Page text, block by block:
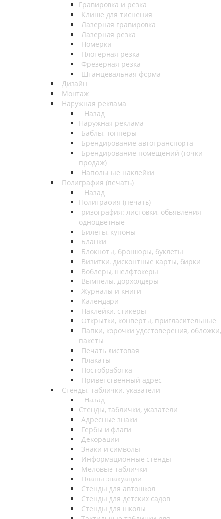
Гравировка и резка
Клише для тиснения
Лазерная гравировка
Лазерная резка
Номерки
Плотерная резка
Фрезерная резка
Штанцевальная форма
Дизайн
Монтаж
Наружная реклама
Назад
Наружная реклама
Баблы, топперы
Брендирование автотранспорта
Брендирование помещений (точки
продаж)
Напольные наклейки
Полиграфия (печать)
Назад
Полиграфия (печать)
ризография: листовки, обьявления
одноцветные
Билеты, купоны
Бланки
Блокноты, брошюры, буклеты
Визитки, дисконтные карты, бирки
Воблеры, шелфтокеры
Вымпелы, дорхолдеры
Журналы и книги
Календари
Наклейки, стикеры
Открытки, конверты, пригласительные
Папки, корочки удостоверения, обложки,
пакеты
Печать листовая
Плакаты
Постобработка
Приветственный адрес
Стенды, таблички, указатели
Назад
Стенды, таблички, указатели
Адресные знаки
Гербы и флаги
Декорации
Знаки и символы
Информационные стенды
Меловые таблички
Планы эвакуации
Стенды для автошкол
Стенды для детских садов
Стенды для школы